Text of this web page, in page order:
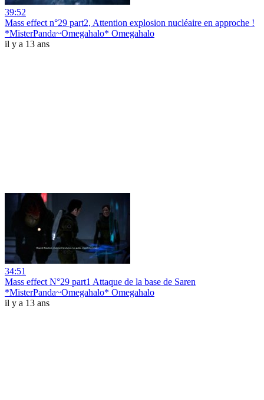
39:52
Mass effect n°29 part2, Attention explosion nucléaire en approche !
*MisterPanda~Omegahalo* Omegahalo
il y a 13 ans
34:51
Mass effect N°29 part1 Attaque de la base de Saren
*MisterPanda~Omegahalo* Omegahalo
il y a 13 ans